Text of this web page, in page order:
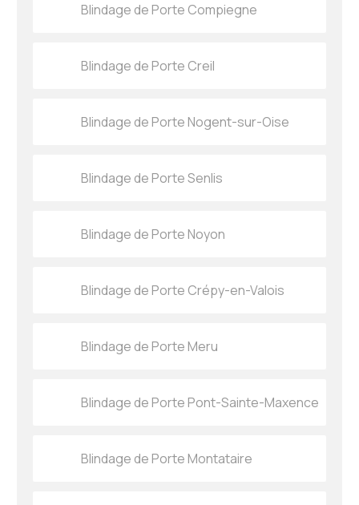
Blindage de Porte Compiegne
Blindage de Porte Creil
Blindage de Porte Nogent-sur-Oise
Blindage de Porte Senlis
Blindage de Porte Noyon
Blindage de Porte Crépy-en-Valois
Blindage de Porte Meru
Blindage de Porte Pont-Sainte-Maxence
Blindage de Porte Montataire